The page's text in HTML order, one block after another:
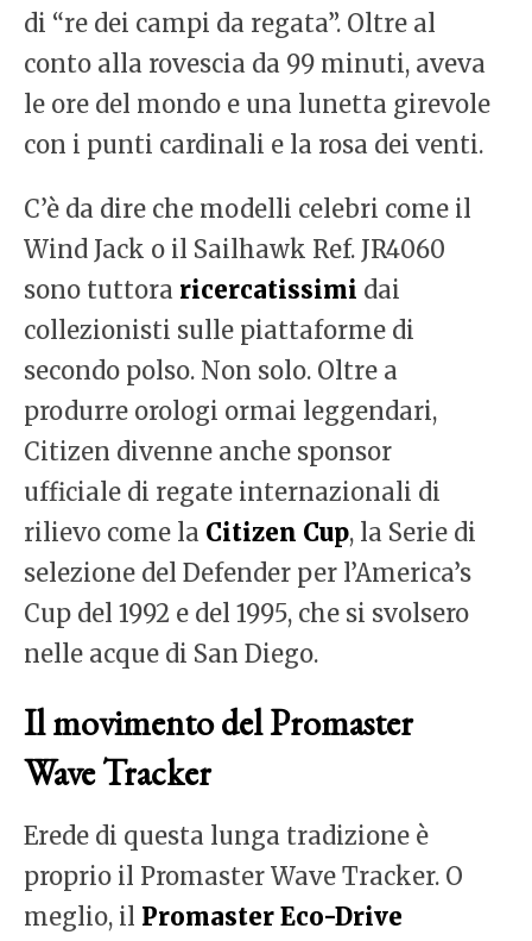
di “re dei campi da regata”. Oltre al
conto alla rovescia da 99 minuti, aveva
le ore del mondo e una lunetta girevole
con i punti cardinali e la rosa dei venti.
C’è da dire che modelli celebri come il
Wind Jack o il Sailhawk Ref. JR4060
sono tuttora ricercatissimi dai
collezionisti sulle piattaforme di
secondo polso. Non solo. Oltre a
produrre orologi ormai leggendari,
Citizen divenne anche sponsor
ufficiale di regate internazionali di
rilievo come la Citizen Cup, la Serie di
selezione del Defender per l’America’s
Cup del 1992 e del 1995, che si svolsero
nelle acque di San Diego.
Il movimento del Promaster
Wave Tracker
Erede di questa lunga tradizione è
proprio il Promaster Wave Tracker. O
meglio, il Promaster Eco-Drive